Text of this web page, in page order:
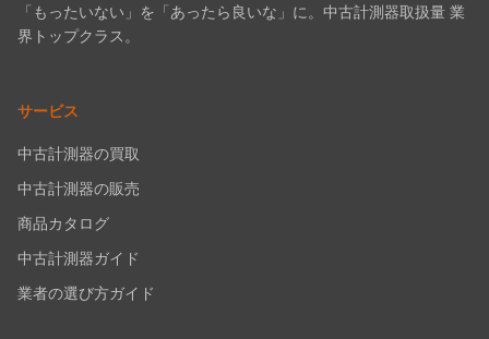
「もったいない」を「あったら良いな」に。中古計測器取扱量 業
界トップクラス。
サービス
中古計測器の買取
中古計測器の販売
商品カタログ
中古計測器ガイド
業者の選び方ガイド